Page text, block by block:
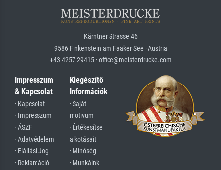
Kärntner Strasse 46
9586 Finkenstein am Faaker See · Austria
+43 4257 29415 · office@meisterdrucke.com
Impresszum
& Kapcsolat
· Kapcsolat
· Impresszum
· ÁSZF
· Adatvédelem
· Elállási Jog
· Reklamáció
Kiegészítő
Információk
· Saját
motívum
· Értékesítse
alkotásait
· Minőség
· Munkáink